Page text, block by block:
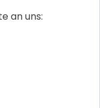
an uns: